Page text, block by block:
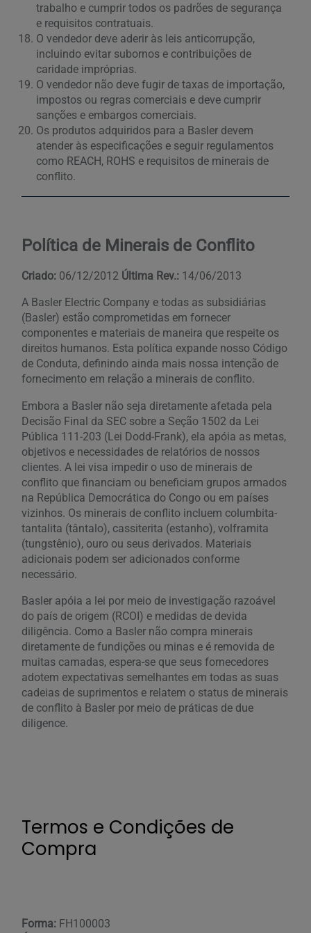
trabalho e cumprir todos os padrões de segurança
e requisitos contratuais.
O vendedor deve aderir às leis anticorrupção,
incluindo evitar subornos e contribuições de
caridade impróprias.
O vendedor não deve fugir de taxas de importação,
impostos ou regras comerciais e deve cumprir
sanções e embargos comerciais.
Os produtos adquiridos para a Basler devem
atender às especificações e seguir regulamentos
como REACH, ROHS e requisitos de minerais de
conflito.
Política de Minerais de Conflito
Criado:06/12/2012 Última Rev.:14/06/2013
A Basler Electric Company e todas as subsidiárias
(Basler) estão comprometidas em fornecer
componentes e materiais de maneira que respeite os
direitos humanos. Esta política expande nosso Código
de Conduta, definindo ainda mais nossa intenção de
fornecimento em relação a minerais de conflito.
Embora a Basler não seja diretamente afetada pela
Decisão Final da SEC sobre a Seção 1502 da Lei
Pública 111-203 (Lei Dodd-Frank), ela apóia as metas,
objetivos e necessidades de relatórios de nossos
clientes. A lei visa impedir o uso de minerais de
conflito que financiam ou beneficiam grupos armados
na República Democrática do Congo ou em países
vizinhos. Os minerais de conflito incluem columbita-
tantalita (tântalo), cassiterita (estanho), volframita
(tungstênio), ouro ou seus derivados. Materiais
adicionais podem ser adicionados conforme
necessário.
Basler apóia a lei por meio de investigação razoável
do país de origem (RCOI) e medidas de devida
diligência. Como a Basler não compra minerais
diretamente de fundições ou minas e é removida de
muitas camadas, espera-se que seus fornecedores
adotem expectativas semelhantes em todas as suas
cadeias de suprimentos e relatem o status de minerais
de conflito à Basler por meio de práticas de due
diligence.
Termos e Condições de
Compra
Forma:FH100003